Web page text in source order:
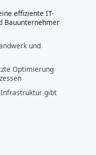
effiziente IT-
Bauunternehmer
und
Optimierung
Infrastruktur gibt